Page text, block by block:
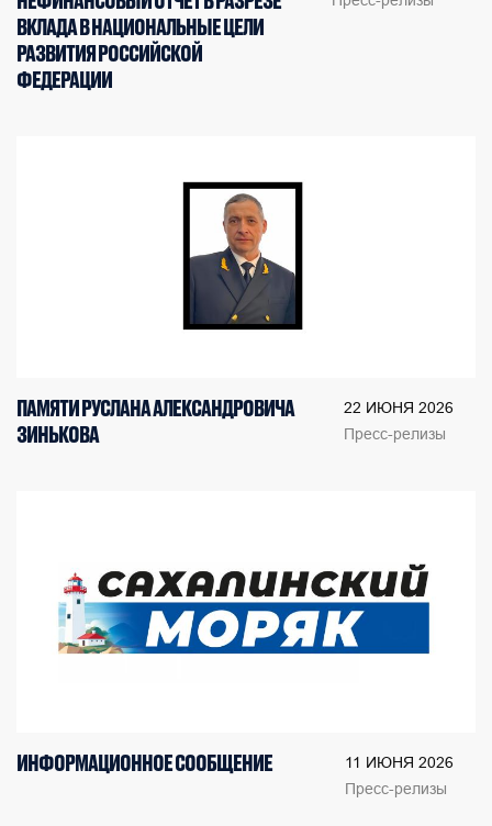
ВКЛАДА В НАЦИОНАЛЬНЫЕ ЦЕЛИ
РАЗВИТИЯ РОССИЙСКОЙ
ФЕДЕРАЦИИ
ПАМЯТИ РУСЛАНА АЛЕКСАНДРОВИЧА
ЗИНЬКОВА
22 ИЮНЯ 2026
Пресс-релизы
ИНФОРМАЦИОННОЕ СООБЩЕНИЕ
11 ИЮНЯ 2026
Пресс-релизы